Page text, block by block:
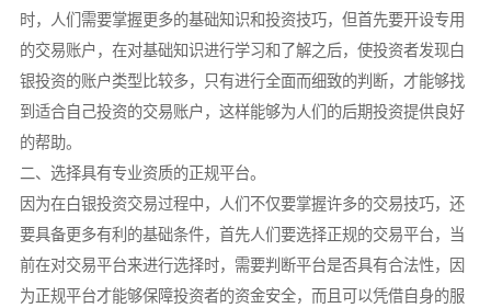
时，人们需要掌握更多的基础知识和投资技巧，但首先要开设专用
的交易账户，在对基础知识进行学习和了解之后，使投资者发现白
银投资的账户类型比较多，只有进行全面而细致的判断，才能够找
到适合自己投资的交易账户，这样能够为人们的后期投资提供良好
的帮助。
二、选择具有专业资质的正规平台。
因为在白银投资交易过程中，人们不仅要掌握许多的交易技巧，还
要具备更多有利的基础条件，首先人们要选择正规的交易平台，当
前在对交易平台来进行选择时，需要判断平台是否具有合法性，因
为正规平台才能够保障投资者的资金安全，而且可以凭借自身的服